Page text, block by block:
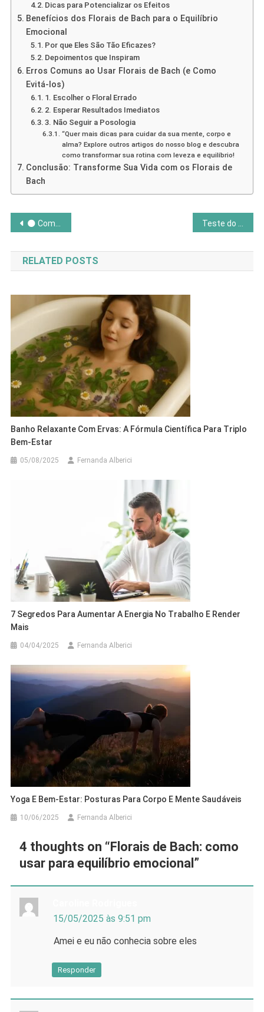
Dicas para Potencializar os Efeitos
Benefícios dos Florais de Bach para o Equilíbrio
Emocional
Por que Eles São Tão Eficazes?
Depoimentos que Inspiram
Erros Comuns ao Usar Florais de Bach (e Como
Evitá-los)
1. Escolher o Floral Errado
2. Esperar Resultados Imediatos
3. Não Seguir a Posologia
“Quer mais dicas para cuidar da sua mente, corpo e
alma? Explore outros artigos do nosso blog e descubra
como transformar sua rotina com leveza e equilíbrio!
Conclusão: Transforme Sua Vida com os Florais de
Bach
Navegação
de
Post
🌑 Como usar a Lua Nova para plantar intenções poderosas Teste do Ikigai: descubra sua razão de viver
RELATED POSTS
Banho Relaxante Com Ervas: A Fórmula Científica Para Triplo
Bem-Estar
05/08/2025 Fernanda Alberici
7 Segredos Para Aumentar A Energia No Trabalho E Render
Mais
04/04/2025 Fernanda Alberici
Yoga E Bem-Estar: Posturas Para Corpo E Mente Saudáveis
10/06/2025 Fernanda Alberici
4 thoughts on “ Florais de Bach: como
usar para equilíbrio emocional ”
15/05/2025 às 9:51 pm
Amei e eu não conhecia sobre eles
Responder